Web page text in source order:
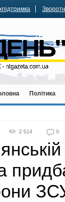
Політика
2 514 0